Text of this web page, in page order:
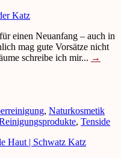
Katz
einen Neuanfang – auch in
mag gute Vorsätze nicht
schreibe ich mir... →
, Naturkosmetik
, Tenside